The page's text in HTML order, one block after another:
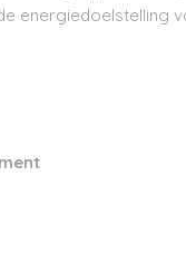
energiedoelstelling